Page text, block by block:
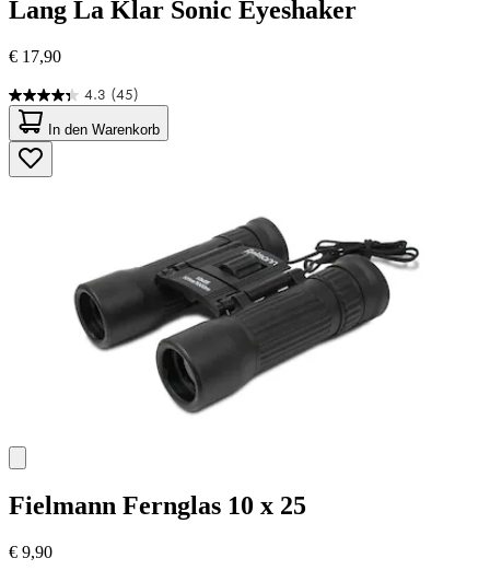
Lang La Klar Sonic Eyeshaker
€ 17,90
4.3 (45)
4.3
von
5
Sternen.
45
In den Warenkorb
Fielmann Fernglas 10 x 25
€ 9,90